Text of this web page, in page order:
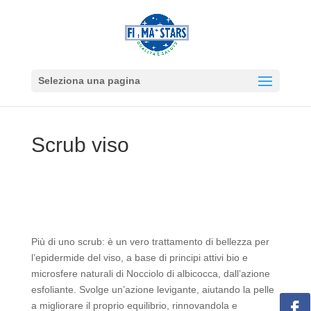
Seleziona una pagina
Scrub viso
Più di uno scrub: è un vero trattamento di bellezza per
l’epidermide del viso, a base di principi attivi bio e
microsfere naturali di Nocciolo di albicocca, dall’azione
esfoliante. Svolge un’azione levigante, aiutando la pelle
a migliorare il proprio equilibrio, rinnovandola e